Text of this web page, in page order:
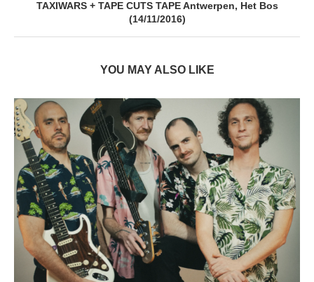
TAXIWARS + TAPE CUTS TAPE Antwerpen, Het Bos
(14/11/2016)
YOU MAY ALSO LIKE